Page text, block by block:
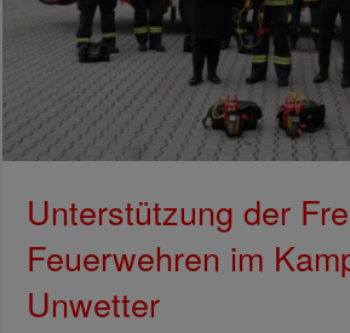
Unterstützung der
Feuerwehren im
Unwetter